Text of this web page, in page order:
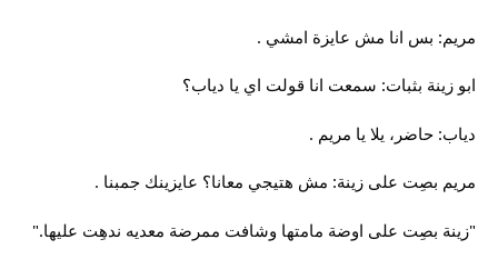
مريم: بس انا مش عايزة امشي .
ابو زينة بثبات: سمعت انا قولت اي يا دياب؟
دياب: حاضر، يلا يا مريم .
مريم بصِت على زينة: مش هتيجي معانا؟ عايزينك جمبنا .
"زينة بصِت على اوضة مامتها وشافت ممرضة معديه ندهِت عليها."